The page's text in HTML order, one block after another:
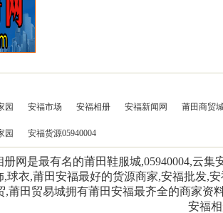
园 安福市场 安福相册 安福新闻网 莆田商贸
园 安福货源05940004
册网是最有名的莆田鞋服城,05940004,云
,球衣,莆田安福最好的货源商家,安福批发,
,莆田贸易城拥有莆田安福最齐全的商家资
安福